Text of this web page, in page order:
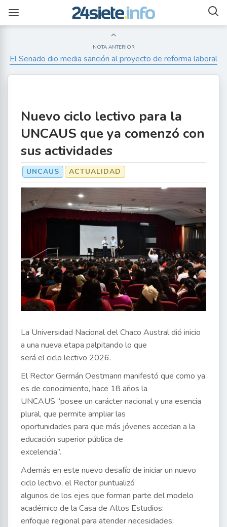
NOTA ANTERIOR
El Senado dio media sanción al proyecto de reforma laboral
Nuevo ciclo lectivo para la
UNCAUS que ya comenzó con
sus actividades
UNCAUS ACTUALIDAD
La Universidad Nacional del Chaco Austral dió inicio
a una nueva etapa palpitando lo que
será el ciclo lectivo 2026.
El Rector Germán Oestmann manifestó que como ya
es de conocimiento, hace 18 años la
UNCAUS “posee un carácter nacional y una esencia
plural, que permite ampliar las
oportunidades para que más jóvenes accedan a la
educación superior pública de
excelencia”.
Además en este nuevo desafío de iniciar un nuevo
ciclo lectivo, el Rector puntualizó
algunos de los ejes que forman parte del modelo
académico de la Casa de Altos Estudios:
enfoque regional para atender necesidades;